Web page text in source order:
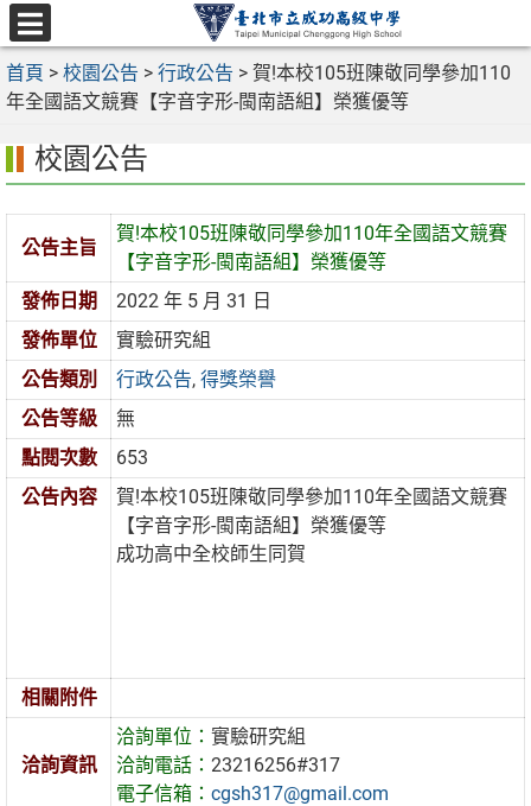
跳
至
主
要
區
選
單
首頁 > 校園公告 > 行政公告 > 賀!本校105班陳敬同學參加110
年全國語文競賽【字音字形-閩南語組】榮獲優等
校園公告
公告主旨
賀!本校105班陳敬同學參加110年全國語文競賽
【字音字形-閩南語組】榮獲優等
發佈日期
2022 年 5 月 31 日
發佈單位
實驗研究組
公告類別
行政公告,得獎榮譽
公告等級
無
點閱次數
653
公告內容
賀!本校105班陳敬同學參加110年全國語文競賽
【字音字形-閩南語組】榮獲優等
成功高中全校師生同賀
相關附件
洽詢資訊
洽詢單位：實驗研究組
洽詢電話：23216256#317
電子信箱：cgsh317@gmail.com